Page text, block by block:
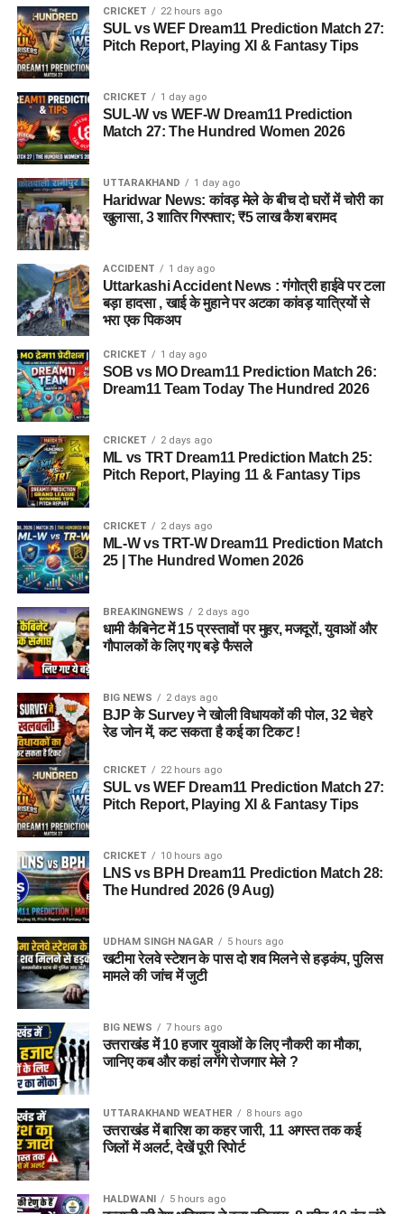
CRICKET 22 hours ago
SUL vs WEF Dream11 Prediction Match 27:
Pitch Report, Playing XI & Fantasy Tips
CRICKET 1 day ago
SUL-W vs WEF-W Dream11 Prediction
Match 27: The Hundred Women 2026
UTTARAKHAND 1 day ago
Haridwar News: कांवड़ मेले के बीच दो घरों में चोरी का
खुलासा, 3 शातिर गिरफ्तार; ₹5 लाख कैश बरामद
ACCIDENT 1 day ago
Uttarkashi Accident News : गंगोत्री हाईवे पर टला
बड़ा हादसा , खाई के मुहाने पर अटका कांवड़ यात्रियों से
भरा एक पिकअप
CRICKET 1 day ago
SOB vs MO Dream11 Prediction Match 26:
Dream11 Team Today The Hundred 2026
CRICKET 2 days ago
ML vs TRT Dream11 Prediction Match 25:
Pitch Report, Playing 11 & Fantasy Tips
CRICKET 2 days ago
ML-W vs TRT-W Dream11 Prediction Match
25 | The Hundred Women 2026
BREAKINGNEWS 2 days ago
धामी कैबिनेट में 15 प्रस्तावों पर मुहर, मजदूरों, युवाओं और
गौपालकों के लिए गए बड़े फैसले
BIG NEWS 2 days ago
BJP के Survey ने खोली विधायकों की पोल, 32 चेहरे
रेड जोन में, कट सकता है कई का टिकट !
CRICKET 22 hours ago
SUL vs WEF Dream11 Prediction Match 27:
Pitch Report, Playing XI & Fantasy Tips
CRICKET 10 hours ago
LNS vs BPH Dream11 Prediction Match 28:
The Hundred 2026 (9 Aug)
UDHAM SINGH NAGAR 5 hours ago
खटीमा रेलवे स्टेशन के पास दो शव मिलने से हड़कंप, पुलिस
मामले की जांच में जुटी
BIG NEWS 7 hours ago
उत्तराखंड में 10 हजार युवाओं के लिए नौकरी का मौका,
जानिए कब और कहां लगेंगे रोजगार मेले ?
UTTARAKHAND WEATHER 8 hours ago
उत्तराखंड में बारिश का कहर जारी, 11 अगस्त तक कई
जिलों में अलर्ट, देखें पूरी रिपोर्ट
HALDWANI 5 hours ago